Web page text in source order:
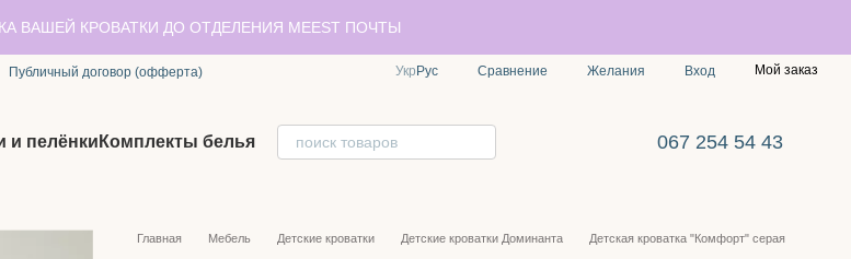
ВАШЕЙ КРОВАТКИ ДО ОТДЕЛЕНИЯ MEEST ПОЧТЫ
Публичный договор (офферта) Укр Рус Сравнение Желания Вход Мой заказ
и пелёнки Комплекты белья 067 254 54 43
Главная Мебель Детские кроватки Детские кроватки Доминанта Детская кроватка "Комфорт" серая